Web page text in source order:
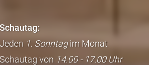
Schautag:
Jeden 1. Sonntagim Monat
Schautag von 14.00 - 17.00 Uhr